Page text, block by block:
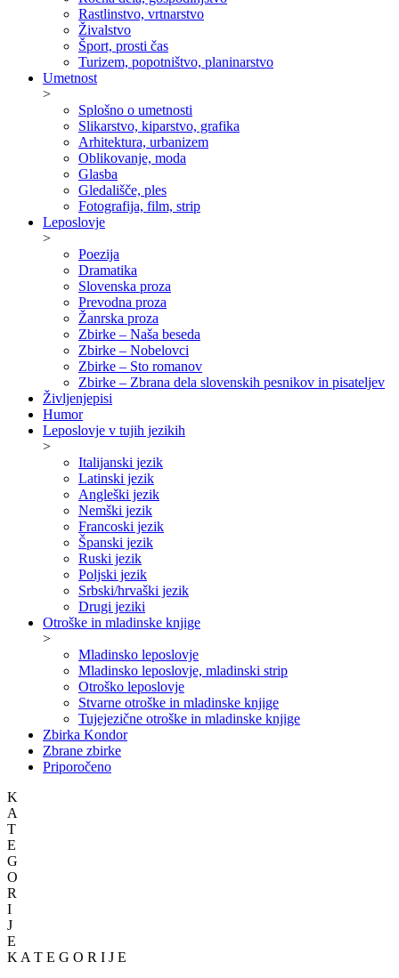
Rastlinstvo, vrtnarstvo
Živalstvo
Šport, prosti čas
Turizem, popotništvo, planinarstvo
Umetnost
>
Splošno o umetnosti
Slikarstvo, kiparstvo, grafika
Arhitektura, urbanizem
Oblikovanje, moda
Glasba
Gledališče, ples
Fotografija, film, strip
Leposlovje
>
Poezija
Dramatika
Slovenska proza
Prevodna proza
Žanrska proza
Zbirke – Naša beseda
Zbirke – Nobelovci
Zbirke – Sto romanov
Zbirke – Zbrana dela slovenskih pesnikov in pisateljev
Življenjepisi
Humor
Leposlovje v tujih jezikih
>
Italijanski jezik
Latinski jezik
Angleški jezik
Nemški jezik
Francoski jezik
Španski jezik
Ruski jezik
Poljski jezik
Srbski/hrvaški jezik
Drugi jeziki
Otroške in mladinske knjige
>
Mladinsko leposlovje
Mladinsko leposlovje, mladinski strip
Otroško leposlovje
Stvarne otroške in mladinske knjige
Tujejezične otroške in mladinske knjige
Zbirka Kondor
Zbrane zbirke
Priporočeno
K
A
T
E
G
O
R
I
J
E
K A T E G O R I J E